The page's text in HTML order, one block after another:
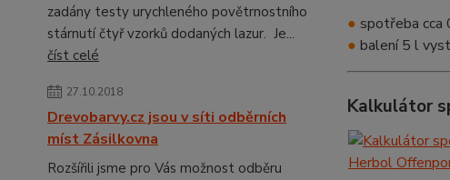
zadány testy urychleného povětrnostního
stárnutí čtyř vzorků dodaných lazur. Je...
číst celé
27.10.2018
Drevobarvy.cz jsou v síti odběrních
míst Zásilkovna
Rozšířili jsme pro Vás možnost odběru
● spotřeba cca
● balení 5 l
Kalkulátor